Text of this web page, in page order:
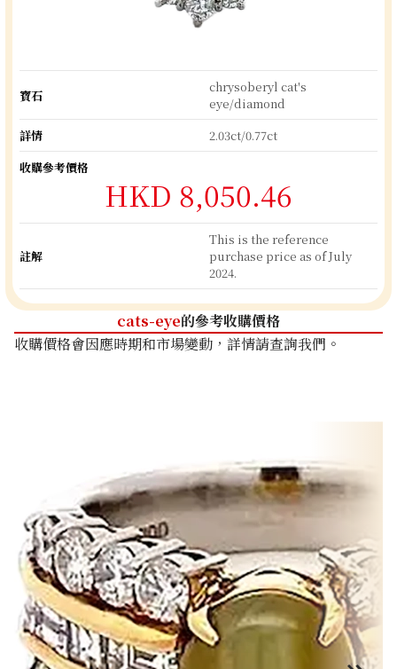
寶石
chrysoberyl cat's
eye/diamond
詳情
2.03ct/0.77ct
收購參考價格
HKD 8,050.46
註解
This is the reference
purchase price as of July
2024.
cats-eye的參考收購價格
收購價格會因應時期和市場變動，詳情請查詢我們。